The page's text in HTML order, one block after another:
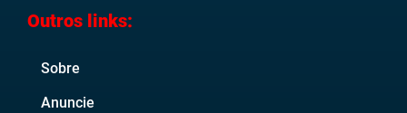
Outros links:
Sobre
Anuncie